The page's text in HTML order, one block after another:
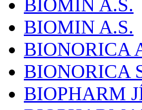
BIOMIN A.S.
BIOMIN A.S.
BIONORICA
BIONORICA
BIOPHARM